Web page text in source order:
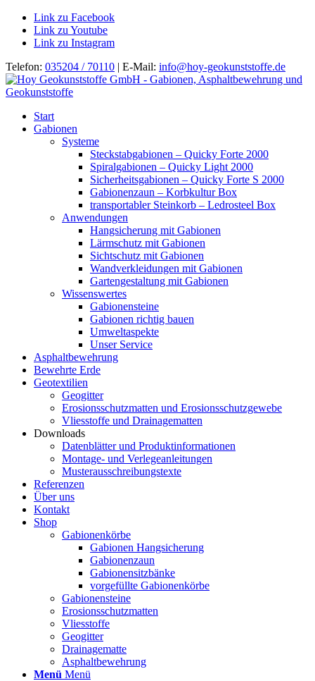
Link zu Facebook
Link zu Youtube
Link zu Instagram
Telefon: 035204 / 70110 | E-Mail: info@hoy-geokunststoffe.de
Start
Gabionen
Systeme
Steckstabgabionen – Quicky Forte 2000
Spiralgabionen – Quicky Light 2000
Sicherheitsgabionen – Quicky Forte S 2000
Gabionenzaun – Korbkultur Box
transportabler Steinkorb – Ledrosteel Box
Anwendungen
Hangsicherung mit Gabionen
Lärmschutz mit Gabionen
Sichtschutz mit Gabionen
Wandverkleidungen mit Gabionen
Gartengestaltung mit Gabionen
Wissenswertes
Gabionensteine
Gabionen richtig bauen
Umweltaspekte
Unser Service
Asphaltbewehrung
Bewehrte Erde
Geotextilien
Geogitter
Erosionsschutzmatten und Erosionsschutzgewebe
Vliesstoffe und Drainagematten
Downloads
Datenblätter und Produktinformationen
Montage- und Verlegeanleitungen
Musterausschreibungstexte
Referenzen
Über uns
Kontakt
Shop
Gabionenkörbe
Gabionen Hangsicherung
Gabionenzaun
Gabionensitzbänke
vorgefüllte Gabionenkörbe
Gabionensteine
Erosionsschutzmatten
Vliesstoffe
Geogitter
Drainagematte
Asphaltbewehrung
Menü Menü